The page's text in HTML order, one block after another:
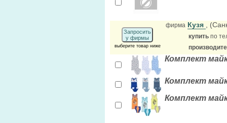
Запросить
у фирмы
выберите товар ниже
фирма Кузя ,
купить по
Комплект
Комплект
Комплект